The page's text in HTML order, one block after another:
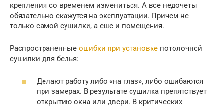
крепления со временем измениться. А все недочеты
обязательно скажутся на эксплуатации. Причем не
только самой сушилки, а еще и помещения.
Распространенные ошибки при установке потолочной
сушилки для белья:
Делают работу либо «на глаз», либо ошибаются
при замерах. В результате сушилка препятствует
открытию окна или двери. В критических